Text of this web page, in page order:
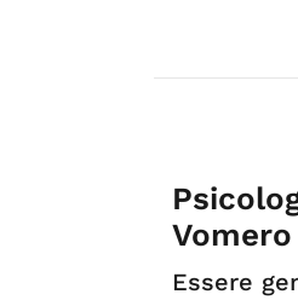
Vomero
Essere